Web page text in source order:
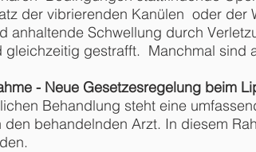
der vibrierenden Kanülen oder der
anhaltende Schwellung durch
gleichzeitig gestrafft. Manchmal sind
- Neue Gesetzesregelung beim
Behandlung steht eine
den behandelnden Arzt. In diesem